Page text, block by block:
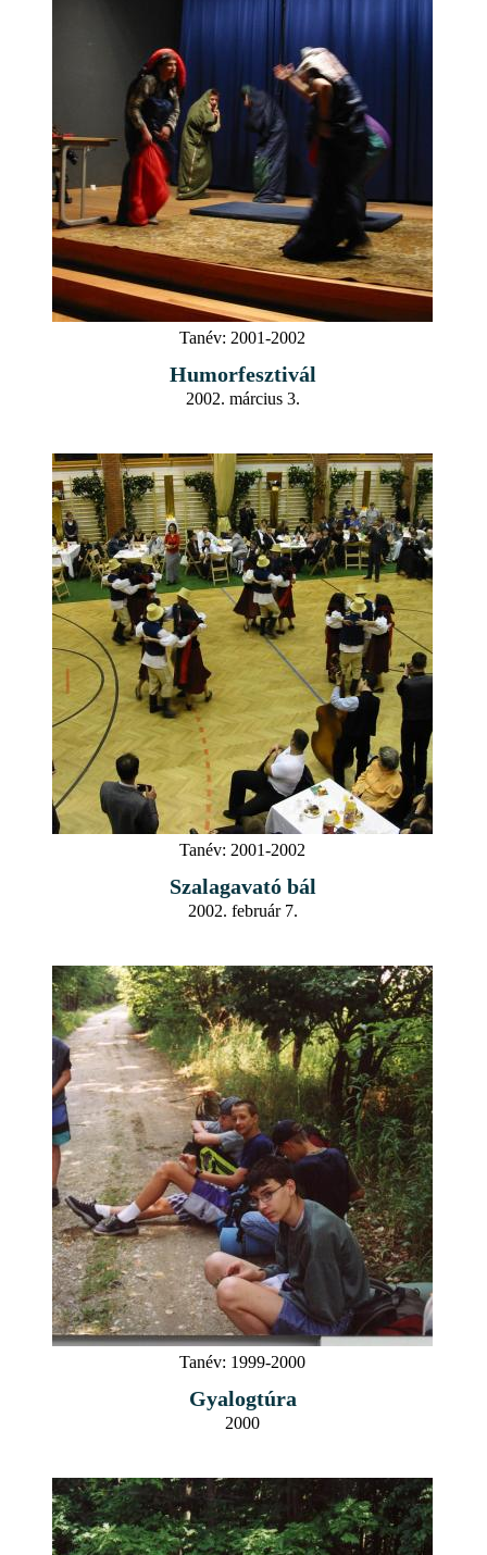
Tanév: 2001-2002
Humorfesztivál
2002. március 3.
Tanév: 2001-2002
Szalagavató bál
2002. február 7.
Tanév: 1999-2000
Gyalogtúra
2000